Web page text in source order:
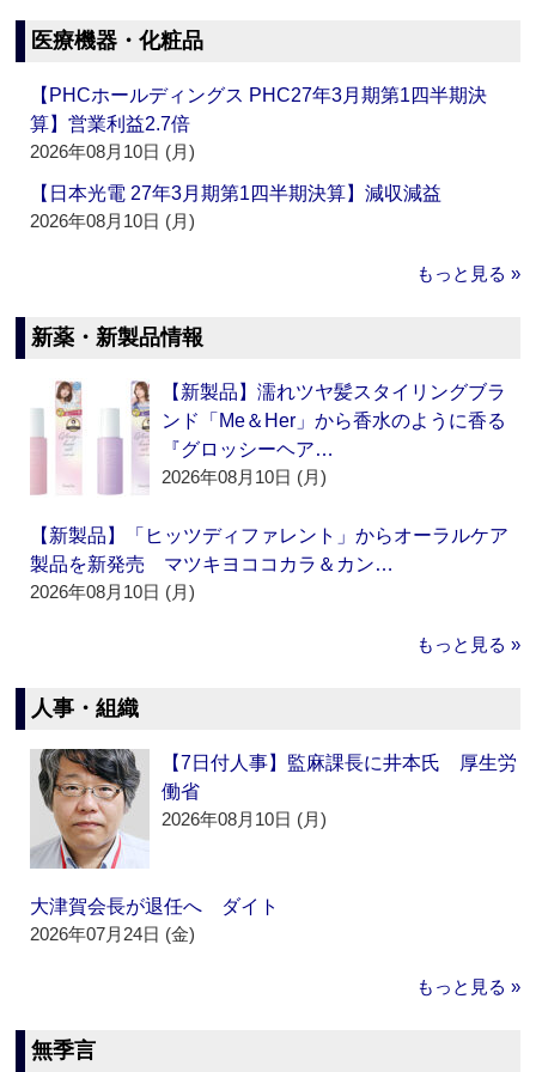
医療機器・化粧品
【PHCホールディングス PHC27年3月期第1四半期決
算】営業利益2.7倍
2026年08月10日 (月)
【日本光電 27年3月期第1四半期決算】減収減益
2026年08月10日 (月)
もっと見る »
新薬・新製品情報
【新製品】濡れツヤ髪スタイリングブラ
ンド「Me＆Her」から香水のように香る
『グロッシーヘア…
2026年08月10日 (月)
【新製品】「ヒッツディファレント」からオーラルケア
製品を新発売 マツキヨココカラ＆カン…
2026年08月10日 (月)
もっと見る »
人事・組織
【7日付人事】監麻課長に井本氏 厚生労
働省
2026年08月10日 (月)
大津賀会長が退任へ ダイト
2026年07月24日 (金)
もっと見る »
無季言